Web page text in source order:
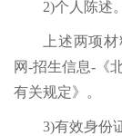
2)个人陈述。
上述两项
网-招生信息-《
有关规定》。
3)有效身份